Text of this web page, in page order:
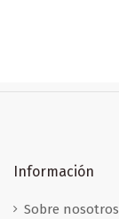
Información
Sobre nosotros